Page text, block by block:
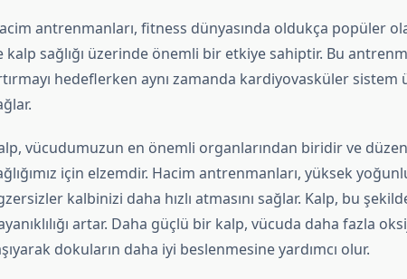
antrenmanları, fitness dünyasında oldukça popüler
kalp sağlığı üzerinde önemli bir etkiye sahiptir. Bu
hedeflerken aynı zamanda kardiyovasküler
vücudumuzun en önemli organlarından biridir ve
için elzemdir. Hacim antrenmanları, yüksek
kalbinizi daha hızlı atmasını sağlar. Kalp, bu
artar. Daha güçlü bir kalp, vücuda daha fazla
dokuların daha iyi beslenmesine yardımcı olur.